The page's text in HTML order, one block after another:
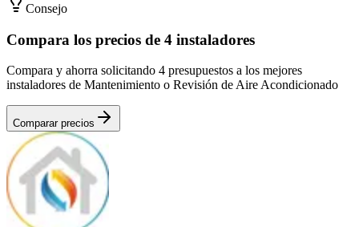
Consejo
Compara los precios de 4 instaladores
Compara y ahorra solicitando 4 presupuestos a los mejores
instaladores de Mantenimiento o Revisión de Aire Acondicionado
Comparar precios